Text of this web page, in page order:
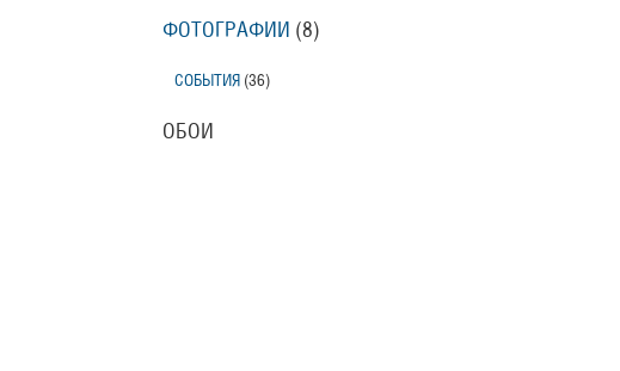
ФОТОГРАФИИ (8)
СОБЫТИЯ (36)
ОБОИ